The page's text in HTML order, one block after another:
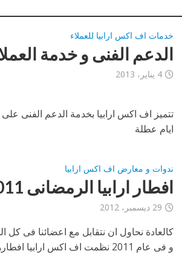
خدمات اف اكس ارابيا للعملاء
الدعم الفنى و خدمة
4 يناير، 2013
تتميز اف اكس ارابيا بخدمة الدعم الفنى
ايام عطلة
ندوات و معارض اف اكس ارابيا
افطار ارابيا الرمضانى 2011
29 ديسمبر، 2012
كالعادة نحاول ان نتقابل مع اعضائنا فى كل
و فى عام 2011 نظمت اف اكس ارابيا افطارها